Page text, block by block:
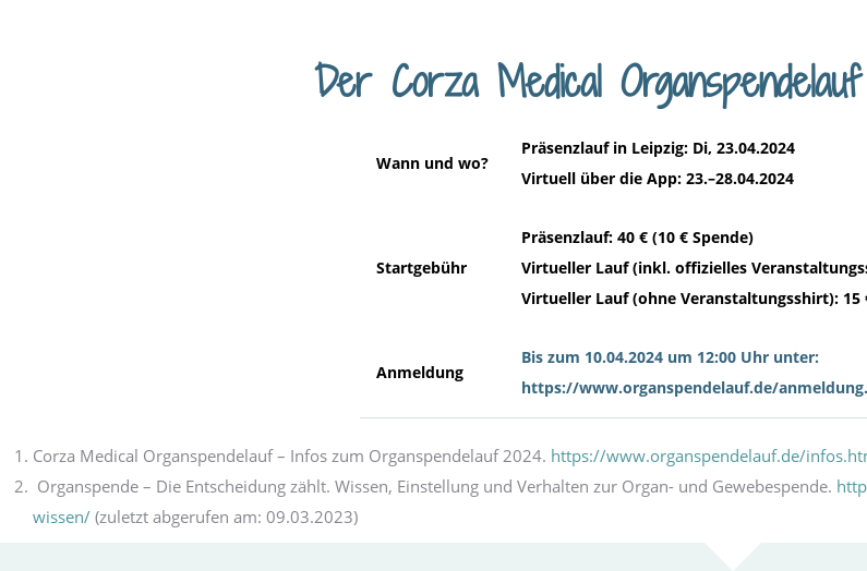
Der Corza Medical
Wann und wo?
Präsenzlauf in Leipzig: Di, 23.04.2024
Virtuell über die App: 23.–28.04.2024
Startgebühr
Präsenzlauf: 40 € (10 € Spende)
Virtueller Lauf (inkl. offizielles
Virtueller Lauf (ohne Veranstaltungsshirt): 15
Anmeldung
Bis zum 10.04.2024 um 12:00 Uhr unter:
https://www.organspendelauf.de/
Corza Medical Organspendelauf – Infos zum Organspendelauf 2024. https://www.organspendelauf.de/
Organspende – Die Entscheidung zählt. Wissen, Einstellung und Verhalten zur Organ- und Gewebespende.
wissen/ (zuletzt abgerufen am: 09.03.2023)